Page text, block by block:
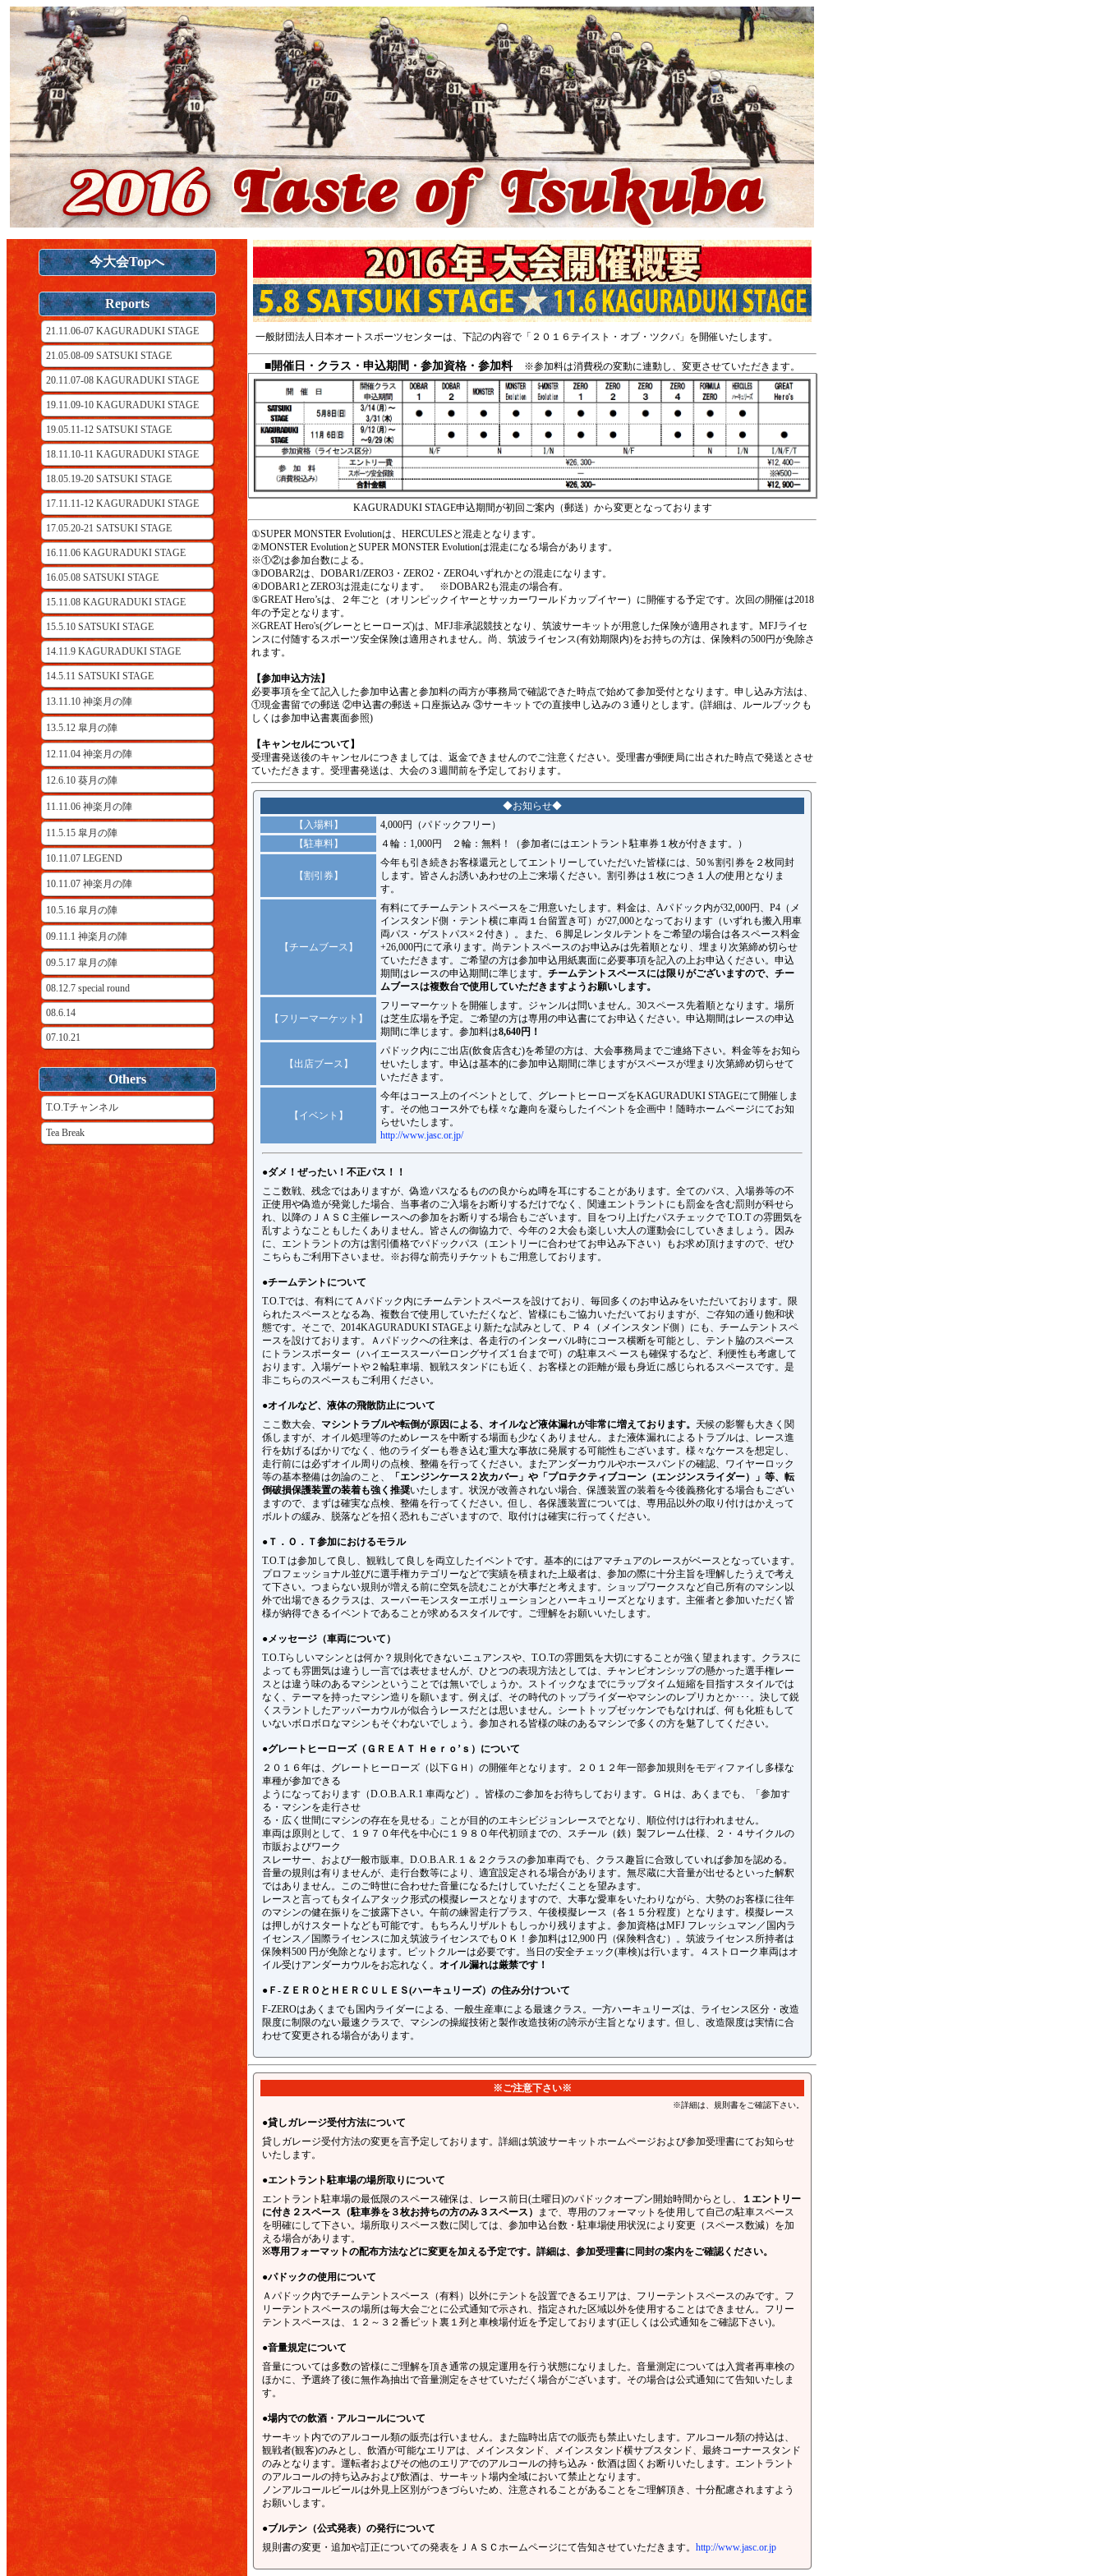
今大会Topへ
Reports
21.11.06-07 KAGURADUKI STAGE
21.05.08-09 SATSUKI STAGE
20.11.07-08 KAGURADUKI STAGE
19.11.09-10 KAGURADUKI STAGE
19.05.11-12 SATSUKI STAGE
18.11.10-11 KAGURADUKI STAGE
18.05.19-20 SATSUKI STAGE
17.11.11-12 KAGURADUKI STAGE
17.05.20-21 SATSUKI STAGE
16.11.06 KAGURADUKI STAGE
16.05.08 SATSUKI STAGE
15.11.08 KAGURADUKI STAGE
15.5.10 SATSUKI STAGE
14.11.9 KAGURADUKI STAGE
14.5.11 SATSUKI STAGE
13.11.10 神楽月の陣
13.5.12 皐月の陣
12.11.04 神楽月の陣
12.6.10 葵月の陣
11.11.06 神楽月の陣
11.5.15 皐月の陣
10.11.07 LEGEND
10.11.07 神楽月の陣
10.5.16 皐月の陣
09.11.1 神楽月の陣
09.5.17 皐月の陣
08.12.7 special round
08.6.14
07.10.21
Others
T.O.Tチャンネル
Tea Break
一般財団法人日本オートスポーツセンターは、下記の内容で「２０１６テイスト・オブ・ツクバ」を開催いたします。
■開催日・クラス・申込期間・参加資格・参加料 ※参加料は消費税の変動に連動し、変更させていただきます。
KAGURADUKI STAGE申込期間が初回ご案内（郵送）から変更となっております
①SUPER MONSTER Evolutionは、HERCULESと混走となります。
②MONSTER EvolutionとSUPER MONSTER Evolutionは混走になる場合があります。
※①②は参加台数による。
③DOBAR2は、DOBAR1/ZERO3・ZERO2・ZERO4いずれかとの混走になります。
④DOBAR1とZERO3は混走になります。 ※DOBAR2も混走の場合有。
⑤GREAT Hero’sは、２年ごと（オリンピックイヤーとサッカーワールドカップイヤー）に開催する予定です。次回の開催は2018
年の予定となります。
※GREAT Hero's(グレーとヒーローズ)は、MFJ非承認競技となり、筑波サーキットが用意した保険が適用されます。MFJライセ
ンスに付随するスポーツ安全保険は適用されません。尚、筑波ライセンス(有効期限内)をお持ちの方は、保険料の500円が免除さ
れます。
【参加申込方法】
必要事項を全て記入した参加申込書と参加料の両方が事務局で確認できた時点で始めて参加受付となります。申し込み方法は、
①現金書留での郵送 ②申込書の郵送＋口座振込み ③サーキットでの直接申し込みの３通りとします。(詳細は、ルールブックも
しくは参加申込書裏面参照)
【キャンセルについて】
受理書発送後のキャンセルにつきましては、返金できませんのでご注意ください。受理書が郵便局に出された時点で発送とさせ
ていただきます。受理書発送は、大会の３週間前を予定しております。
◆お知らせ◆
【入場料】
4,000円（パドックフリー）
【駐車料】
４輪：1,000円 ２輪：無料！（参加者にはエントラント駐車券１枚が付きます。）
【割引券】
今年も引き続きお客様還元としてエントリーしていただいた皆様には、50％割引券を２枚同封
します。皆さんお誘いあわせの上ご来場ください。割引券は１枚につき１人の使用となりま
す。
【チームブース】
有料にてチームテントスペースをご用意いたします。料金は、Aパドック内が32,000円、P4（メ
インスタンド側・テント横に車両１台留置き可）が27,000となっております（いずれも搬入用車
両パス・ゲストパス×２付き）。また、６脚足レンタルテントをご希望の場合は各スペース料金
+26,000円にて承ります。尚テントスペースのお申込みは先着順となり、埋まり次第締め切らせ
ていただきます。ご希望の方は参加申込用紙裏面に必要事項を記入の上お申込ください。申込
期間はレースの申込期間に準じます。 チームテントスペースには限りがございますので、チー
ムブースは複数台で使用していただきますようお願いします。
【フリーマーケット】
フリーマーケットを開催します。ジャンルは問いません。30スペース先着順となります。場所
は芝生広場を予定。ご希望の方は専用の申込書にてお申込ください。申込期間はレースの申込
期間に準じます。参加料は8,640円！
【出店ブース】
パドック内にご出店(飲食店含む)を希望の方は、大会事務局までご連絡下さい。料金等をお知ら
せいたします。申込は基本的に参加申込期間に準じますがスペースが埋まり次第締め切らせて
いただきます。
【イベント】
今年はコース上のイベントとして、グレートヒーローズをKAGURADUKI STAGEにて開催しま
す。その他コース外でも様々な趣向を凝らしたイベントを企画中！随時ホームページにてお知
らせいたします。
http://www.jasc.or.jp/
●ダメ！ぜったい！不正パス！！
ここ数戦、残念ではありますが、偽造パスなるものの良からぬ噂を耳にすることがあります。全てのパス、入場券等の不
正使用や偽造が発覚した場合、当事者のご入場をお断りするだけでなく、関連エントラントにも罰金を含む罰則が科せら
れ、以降のＪＡＳＣ主催レースへの参加をお断りする場合もございます。目をつり上げたパスチェックで T.O.T の雰囲気を
乱すようなこともしたくありません。皆さんの御協力で、今年の２大会も楽しい大人の運動会にしていきましょう。因み
に、エントラントの方は割引価格でパドックパス（エントリーに合わせてお申込み下さい）もお求め頂けますので、ぜひ
こちらもご利用下さいませ。※お得な前売りチケットもご用意しております。
●チームテントについて
T.O.Tでは、有料にてＡパドック内にチームテントスペースを設けており、毎回多くのお申込みをいただいております。限
られたスペースとなる為、複数台で使用していただくなど、皆様にもご協力いただいておりますが、ご存知の通り飽和状
態です。そこで、2014KAGURADUKI STAGEより新たな試みとして、Ｐ４（メインスタンド側）にも、チームテントスペ
ースを設けております。Ａパドックへの往来は、各走行のインターバル時にコース横断を可能とし、テント脇のスペース
にトランスポーター（ハイエーススーパーロングサイズ１台まで可）の駐車スペ ースも確保するなど、利便性も考慮して
おります。入場ゲートや２輪駐車場、観戦スタンドにも近く、お客様との距離が最も身近に感じられるスペースです。是
非こちらのスペースもご利用ください。
●オイルなど、液体の飛散防止について
ここ数大会、 マシントラブルや転倒が原因による、オイルなど液体漏れが非常に増えております。 天候の影響も大きく関
係しますが、オイル処理等のためレースを中断する場面も少なくありません。また液体漏れによるトラブルは、レース進
行を妨げるばかりでなく、他のライダーも巻き込む重大な事故に発展する可能性もございます。様々なケースを想定し、
走行前には必ずオイル周りの点検、整備を行ってください。またアンダーカウルやホースバンドの確認、ワイヤーロック
等の基本整備は勿論のこと、
「エンジンケース２次カバー」や「プロテクティブコーン（エンジンスライダー）」等、転
倒破損保護装置の装着も強く推奨いたします。状況が改善されない場合、保護装置の装着を今後義務化する場合もござい
ますので、まずは確実な点検、整備を行ってください。但し、各保護装置については、専用品以外の取り付けはかえって
ボルトの緩み、脱落などを招く恐れもございますので、取付けは確実に行ってください。
●Ｔ．Ｏ．Ｔ参加におけるモラル
T.O.T は参加して良し、観戦して良しを両立したイベントです。基本的にはアマチュアのレースがベースとなっています。
プロフェッショナル並びに選手権カテゴリーなどで実績を積まれた上級者は、参加の際に十分主旨を理解したうえで考え
て下さい。つまらない規則が増える前に空気を読むことが大事だと考えます。ショップワークスなど自己所有のマシン以
外で出場できるクラスは、スーパーモンスターエボリューションとハーキュリーズとなります。主催者と参加いただく皆
様が納得できるイベントであることが求めるスタイルです。ご理解をお願いいたします。
●メッセージ（車両について）
T.O.Tらしいマシンとは何か？規則化できないニュアンスや、T.O.Tの雰囲気を大切にすることが強く望まれます。クラスに
よっても雰囲気は違うし一言では表せませんが、ひとつの表現方法としては、チャンピオンシップの懸かった選手権レー
スとは違う味のあるマシンということでは無いでしょうか。ストイックなまでにラップタイム短縮を目指すスタイルでは
なく、テーマを持ったマシン造りを願います。例えば、その時代のトップライダーやマシンのレプリカとか･･･。決して鋭
くスラントしたアッパーカウルが似合うレースだとは思いません。シートトップゼッケンでもなければ、何も化粧もして
いないボロボロなマシンもそぐわないでしょう。参加される皆様の味のあるマシンで多くの方を魅了してください。
●グレートヒーローズ（ＧＲＥＡＴ Ｈｅｒｏ’ｓ）について
２０１６年は、グレートヒーローズ（以下ＧＨ）の開催年となります。２０１２年一部参加規則をモディファイし多様な
車種が参加できる
ようになっております（D.O.B.A.R.1 車両など）。皆様のご参加をお待ちしております。ＧＨは、あくまでも、「参加す
る・マシンを走行させ
る・広く世間にマシンの存在を見せる」ことが目的のエキシビジョンレースでとなり、順位付けは行われません。
車両は原則として、１９７０年代を中心に１９８０年代初頭までの、スチール（鉄）製フレーム仕様、２・４サイクルの
市販およびワーク
スレーサー、および一般市販車。D.O.B.A.R.１＆２クラスの参加車両でも、クラス趣旨に合致していれば参加を認める。
音量の規則は有りませんが、走行台数等により、適宜設定される場合があります。無尽蔵に大音量が出せるといった解釈
ではありません。このご時世に合わせた音量になるたけしていただくことを望みます。
レースと言ってもタイムアタック形式の模擬レースとなりますので、大事な愛車をいたわりながら、大勢のお客様に往年
のマシンの健在振りをご披露下さい。午前の練習走行プラス、午後模擬レース（各１５分程度）となります。模擬レース
は押しがけスタートなども可能です。もちろんリザルトもしっかり残りますよ。参加資格はMFJ フレッシュマン／国内ラ
イセンス／国際ライセンスに加え筑波ライセンスでもＯＫ！参加料は12,900 円（保険料含む）。筑波ライセンス所持者は
保険料500 円が免除となります。ピットクルーは必要です。当日の安全チェック(車検)は行います。４ストローク車両はオ
イル受けアンダーカウルをお忘れなく。 オイル漏れは厳禁です！
●Ｆ-ＺＥＲＯとＨＥＲＣＵＬＥＳ(ハーキュリーズ）の住み分けついて
F-ZEROはあくまでも国内ライダーによる、一般生産車による最速クラス。一方ハーキュリーズは、ライセンス区分・改造
限度に制限のない最速クラスで、マシンの操縦技術と製作改造技術の誇示が主旨となります。但し、改造限度は実情に合
わせて変更される場合があります。
※ご注意下さい※
※詳細は、規則書をご確認下さい。
●貸しガレージ受付方法について
貸しガレージ受付方法の変更を言予定しております。詳細は筑波サーキットホームページおよび参加受理書にてお知らせ
いたします。
●エントラント駐車場の場所取りについて
エントラント駐車場の最低限のスペース確保は、レース前日(土曜日)のパドックオープン開始時間からとし、
１エントリー
に付き２スペース（駐車券を３枚お持ちの方のみ３スペース）
まで、専用のフォーマットを使用して自己の駐車スペース
を明確にして下さい。場所取りスペース数に関しては、参加申込台数・駐車場使用状況により変更（スペース数減）を加
える場合があります。
※専用フォーマットの配布方法などに変更を加える予定です。詳細は、参加受理書に同封の案内をご確認ください。
●パドックの使用について
Ａパドック内でチームテントスペース（有料）以外にテントを設置できるエリアは、フリーテントスペースのみです。フ
リーテントスペースの場所は毎大会ごとに公式通知で示され、指定された区域以外を使用することはできません。フリー
テントスペースは、１２～３２番ピット裏１列と車検場付近を予定しております(正しくは公式通知をご確認下さい)。
●音量規定について
音量については多数の皆様にご理解を頂き通常の規定運用を行う状態になりました。音量測定については入賞者再車検の
ほかに、予選終了後に無作為抽出で音量測定をさせていただく場合がございます。その場合は公式通知にて告知いたしま
す。
●場内での飲酒・アルコールについて
サーキット内でのアルコール類の販売は行いません。また臨時出店での販売も禁止いたします。アルコール類の持込は、
観戦者(観客)のみとし、飲酒が可能なエリアは、メインスタンド、メインスタンド横サブスタンド、最終コーナースタンド
のみとなります。運転者およびその他のエリアでのアルコールの持ち込み・飲酒は固くお断りいたします。エントラント
のアルコールの持ち込みおよび飲酒は、サーキット場内全域において禁止となります。
ノンアルコールビールは外見上区別がつきづらいため、注意されることがあることをご理解頂き、十分配慮されますよう
お願いします。
●ブルテン（公式発表）の発行について
規則書の変更・追加や訂正についての発表をＪＡＳＣホームページにて告知させていただきます。 http://www.jasc.or.jp